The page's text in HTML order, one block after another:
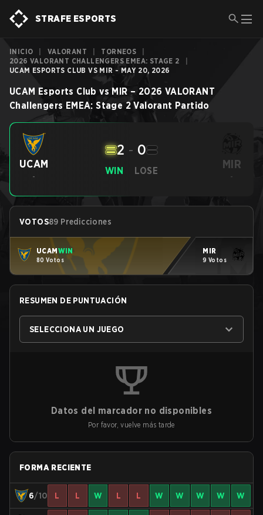
STRAFE ESPORTS
INICIO VALORANT TORNEOS
2026 VALORANT CHALLENGERS EMEA: STAGE 2
UCAM ESPORTS CLUB VS MIR - MAY 20, 2026
UCAM Esports Club vs MIR – 2026 VALORANT
Challengers EMEA: Stage 2 Valorant Partido
UCAM
-
WIN
2 - 0
LOSE MIR
-
VOTOS89 Predicciones
UCAMWIN
80 Votos
MIR
9 Votos
RESUMEN DE PUNTUACIÓN
SELECCIONA UN JUEGO
Datos del marcador no disponibles
Por favor, vuelve más tarde
FORMA RECIENTE
6/10 L L W L L W W W W W